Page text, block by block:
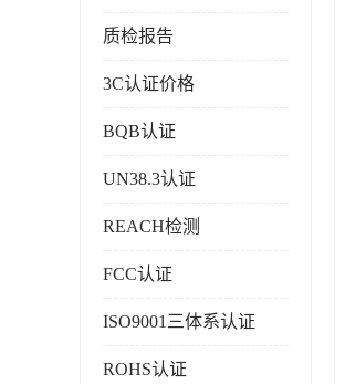
质检报告
3C认证价格
BQB认证
UN38.3认证
REACH检测
FCC认证
ISO9001三体系认证
ROHS认证